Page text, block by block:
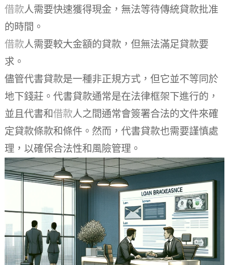
借款人需要快速獲得現金，無法等待傳統貸款批准
的時間。
借款人需要較大金額的貸款，但無法滿足貸款要
求。
儘管代書貸款是一種非正規方式，但它並不等同於
地下錢莊。代書貸款通常是在法律框架下進行的，
並且代書和借款人之間通常會簽署合法的文件來確
定貸款條款和條件。然而，代書貸款也需要謹慎處
理，以確保合法性和風險管理。